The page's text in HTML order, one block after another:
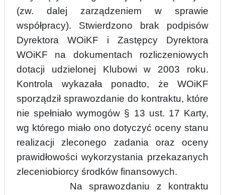
(zw. dalej zarządzeniem w sprawie
współpracy). Stwierdzono brak podpisów
Dyrektora WOiKF i Zastępcy Dyrektora
WOiKF na dokumentach rozliczeniowych
dotacji udzielonej Klubowi w 2003 roku.
Kontrola wykazała ponadto, że WOiKF
sporządził sprawozdanie do kontraktu, które
nie spełniało wymogów § 13 ust. 17 Karty,
wg którego miało ono dotyczyć oceny stanu
realizacji zleconego zadania oraz oceny
prawidłowości wykorzystania przekazanych
zleceniobiorcy środków finansowych.
Na sprawozdaniu z kontraktu